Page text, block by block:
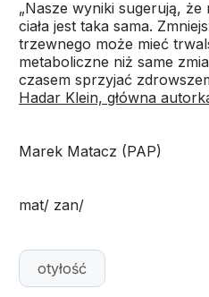
„Nasze wyniki sugerują,
ciała jest taka sama.
trzewnego może mieć
metaboliczne niż same
czasem sprzyjać
Hadar Klein, główna
Marek Matacz (PAP)
mat/ zan/
otyłość